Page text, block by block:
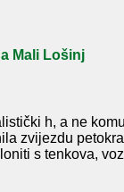
Mali Lošinj
h, a ne
zvijezdu
s tenkova,